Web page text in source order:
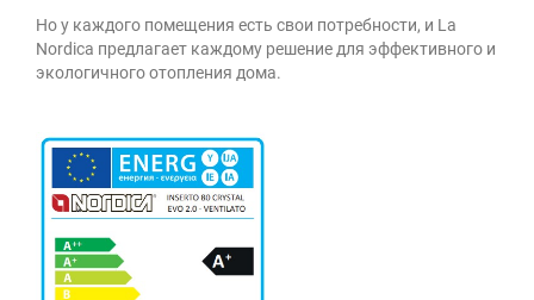
Но у каждого помещения есть свои потребности, и La
Nordica предлагает каждому решение для эффективного и
экологичного отопления дома.